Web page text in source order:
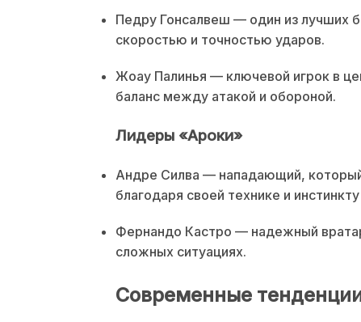
Педру Гонсалвеш — один из лучших
скоростью и точностью ударов.
Жоау Палинья — ключевой игрок в
баланс между атакой и обороной.
Лидеры «Ароки»
Андре Силва — нападающий,
благодаря своей технике и
Фернандо Кастро — надежный
сложных ситуациях.
Современные